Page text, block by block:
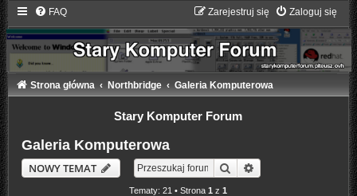
FAQ Zaloguj się
Zarejestruj się
Strona główna Northbridge Galeria Komputerowa
Stary Komputer Forum
Galeria Komputerowa
NOWY TEMAT Szukaj Wyszukiwanie
Tematy: 21 • Strona1 z1